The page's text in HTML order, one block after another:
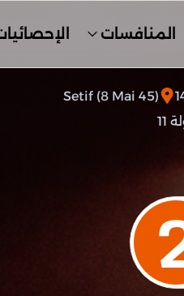
المنافسات
Setif (8 Mai 45)
11